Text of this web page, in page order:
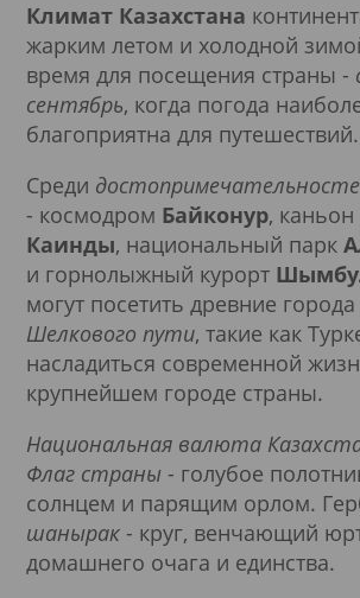
Климат Казахстана
жарким летом и холодной
время для посещения страны -
сентябрь, когда погода
благоприятна для путешествий.
Среди
- космодром Байконур, каньон
Каинды, национальный парк
и горнолыжный курорт
могут посетить древние города
Шелкового пути, такие как
насладиться современной
крупнейшем городе страны.
Национальная валюта
Флаг страны - голубое
солнцем и парящим орлом.
шанырак - круг, венчающий
домашнего очага и единства.